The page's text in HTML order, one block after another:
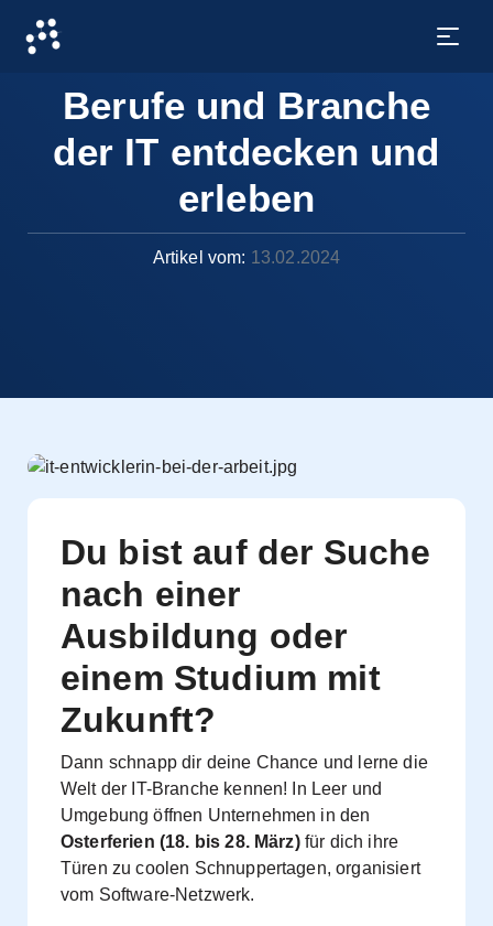
Berufe und Branche
der IT entdecken und
erleben
Artikel vom: 13.02.2024
Du bist auf der Suche
nach einer
Ausbildung oder
einem Studium mit
Zukunft?
Dann schnapp dir deine Chance und lerne die
Welt der IT-Branche kennen! In Leer und
Umgebung öffnen Unternehmen in den
Osterferien (18. bis 28. März)für dich ihre
Türen zu coolen Schnuppertagen, organisiert
vom Software-Netzwerk.